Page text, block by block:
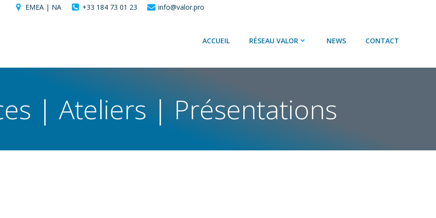
EMEA | NA +33 184 73 01 23 info@valor.pro
ACCUEIL RÉSEAU VALOR NEWS CONTACT
| Ateliers | Présentations